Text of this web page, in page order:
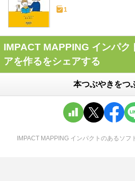
1
IMPACT MAPPING インパク
アを作るをシェアする
本つぶやきをつ
IMPACT MAPPING インパクトのあるソフ